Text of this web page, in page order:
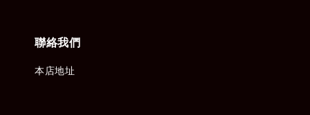
聯絡我們
本店地址